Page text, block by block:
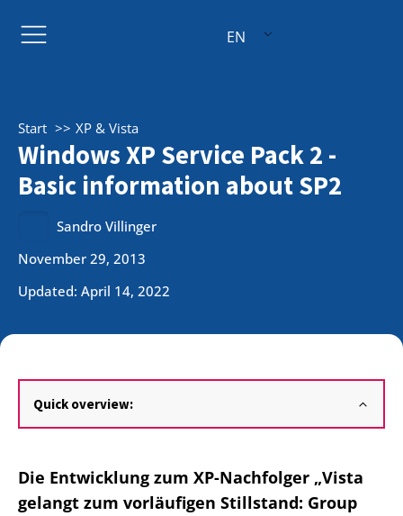
EN
Start XP & Vista
Windows XP Service Pack 2 -
Basic information about SP2
Sandro Villinger
November 29, 2013
Updated: April 14, 2022
Quick overview:
Die Entwicklung zum XP-Nachfolger „Vista
gelangt zum vorläufigen Stillstand: Group